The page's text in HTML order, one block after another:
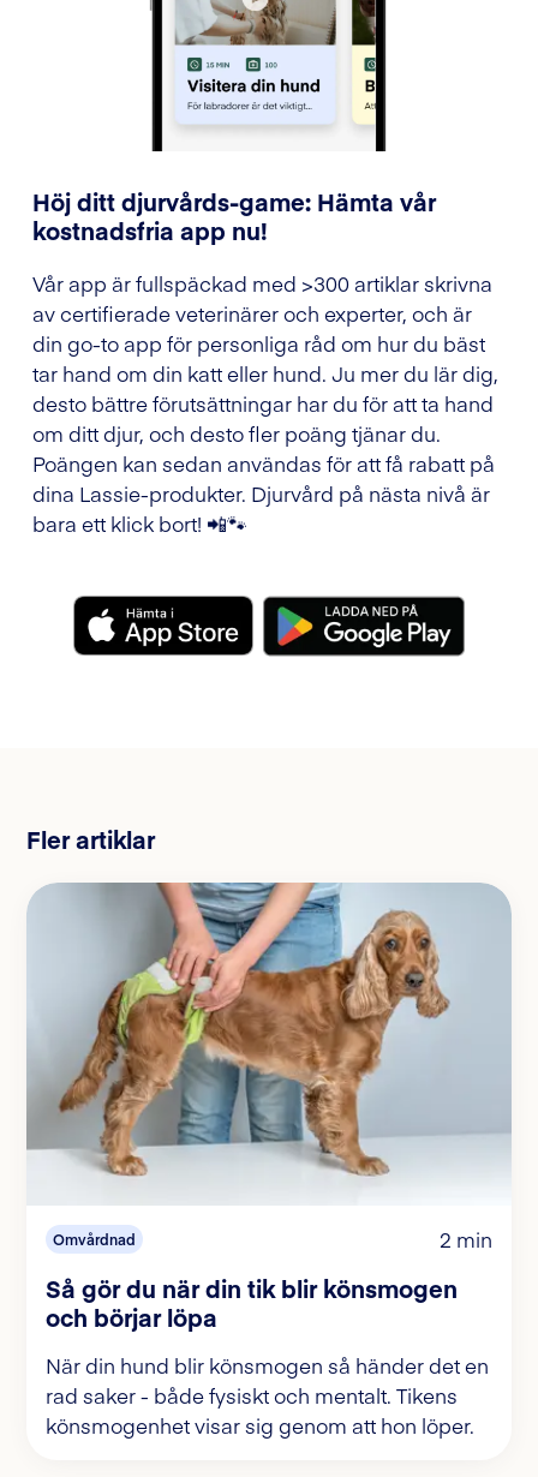
Höj ditt djurvårds-game: Hämta vår
kostnadsfria app nu!
Vår app är fullspäckad med >300 artiklar skrivna
av certifierade veterinärer och experter, och är
din go-to app för personliga råd om hur du bäst
tar hand om din katt eller hund. Ju mer du lär dig,
desto bättre förutsättningar har du för att ta hand
om ditt djur, och desto fler poäng tjänar du.
Poängen kan sedan användas för att få rabatt på
dina Lassie-produkter. Djurvård på nästa nivå är
bara ett klick bort! 📲🐾
Fler artiklar
Omvårdnad 2 min
Så gör du när din tik blir könsmogen
och börjar löpa
När din hund blir könsmogen så händer det en
rad saker - både fysiskt och mentalt. Tikens
könsmogenhet visar sig genom att hon löper.